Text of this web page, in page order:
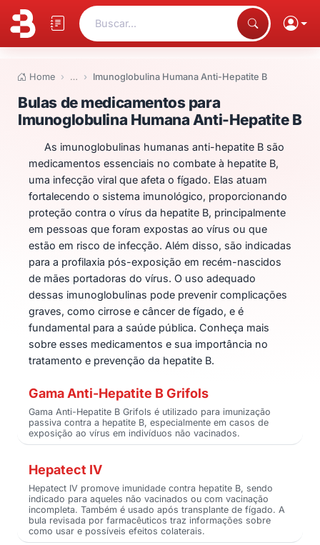
Buscar...
Home … Imunoglobulina Humana Anti-Hepatite B
Bulas de medicamentos para
Bulas de medicamentos para
Imunoglobulina Humana Anti-Hepatite B
As imunoglobulinas humanas anti-hepatite B são
medicamentos essenciais no combate à hepatite B,
uma infecção viral que afeta o fígado. Elas atuam
fortalecendo o sistema imunológico, proporcionando
proteção contra o vírus da hepatite B, principalmente
em pessoas que foram expostas ao vírus ou que
estão em risco de infecção. Além disso, são indicadas
para a profilaxia pós-exposição em recém-nascidos
de mães portadoras do vírus. O uso adequado
dessas imunoglobulinas pode prevenir complicações
graves, como cirrose e câncer de fígado, e é
fundamental para a saúde pública. Conheça mais
sobre esses medicamentos e sua importância no
tratamento e prevenção da hepatite B.
Gama Anti-Hepatite B Grifols
Gama Anti-Hepatite B Grifols é utilizado para imunização
passiva contra a hepatite B, especialmente em casos de
exposição ao vírus em indivíduos não vacinados.
Hepatect IV
Hepatect IV promove imunidade contra hepatite B, sendo
indicado para aqueles não vacinados ou com vacinação
incompleta. Também é usado após transplante de fígado. A
bula revisada por farmacêuticos traz informações sobre
como usar e possíveis efeitos colaterais.